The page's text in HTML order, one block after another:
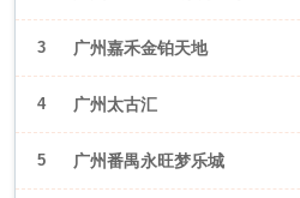
3 广州嘉禾金铂天地
4 广州太古汇
5 广州番禺永旺梦乐城